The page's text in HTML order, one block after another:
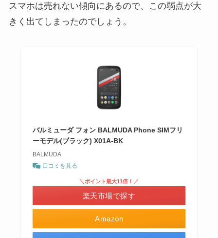
スマホは売れない傾向にあるので、この弱点が大
きく出てしまったのでしょう。
バルミューダ フォン BALMUDA Phone SIMフリ
ーモデル(ブラック) X01A-BK
BALMUDA
口コミを見る
Amazon
＼ポイント最大11倍！／
楽天市場で探す